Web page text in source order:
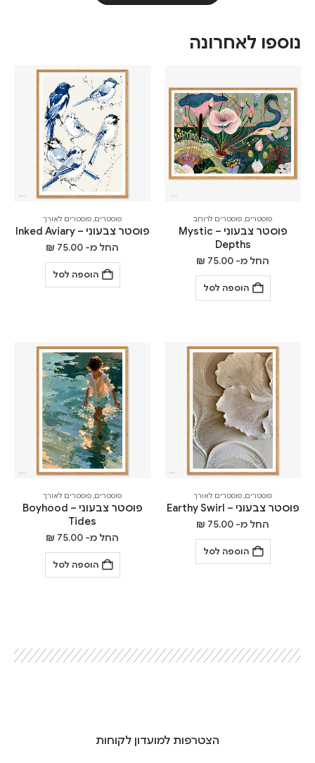
נוספו לאחרונה
פוסטרים,פוסטרים לרוחב
פוסטר צבעוני – Mystic
Depths
החל מ- ₪ 75.00
הוספה לסל
פוסטרים,פוסטרים לאורך
פוסטר צבעוני – Inked Aviary
החל מ- ₪ 75.00
הוספה לסל
פוסטרים,פוסטרים לאורך
פוסטר צבעוני – Earthy Swirl
החל מ- ₪ 75.00
הוספה לסל
פוסטרים,פוסטרים לאורך
פוסטר צבעוני – Boyhood
Tides
החל מ- ₪ 75.00
הוספה לסל
הצטרפות למועדון לקוחות